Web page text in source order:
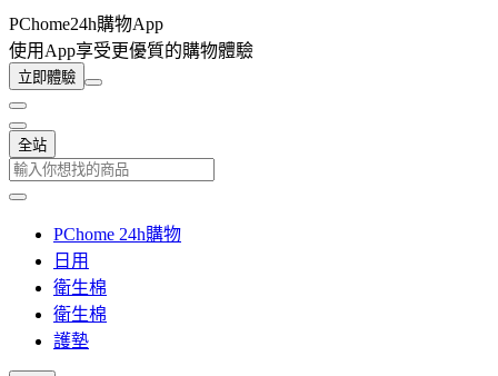
PChome24h購物App
使用App享受更優質的購物體驗
立即體驗
全站
PChome 24h購物
日用
衛生棉
衛生棉
護墊